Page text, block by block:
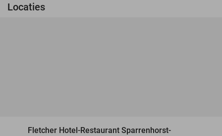
Locaties
Fletcher Hotel-Restaurant Sparrenhorst-